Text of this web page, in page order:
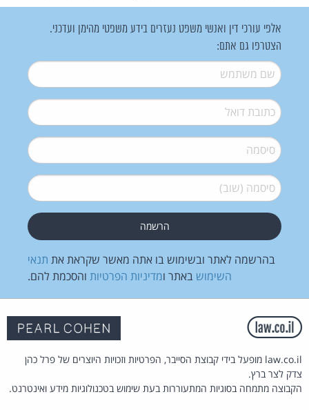
אלפי עורכי דין ואנשי משפט נעזרים בידע משפטי מהימן ועדכני.
הצטרפו גם אתם:
שם משתמש*
דואל*
סיסמה*
סיסמה (שוב)*
בהרשמה לאתר ובשימוש בו אתה מאשר שקראת את תנאי
השימוש באתר ומדיניות הפרטיות והסכמת להם.
law.co.il מופעל בידי קבוצת הסייבר, הפרטיות וזכויות היוצרים של פרל כהן
צדק לצר ברץ.
הקבוצה מתמחה בסוגיות המתעוררות בעת שימוש בטכנולוגיות מידע ואינטרנט.